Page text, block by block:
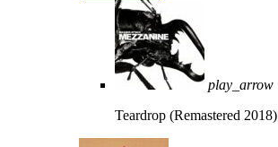
play_arrow
Teardrop (Remastered 2018)